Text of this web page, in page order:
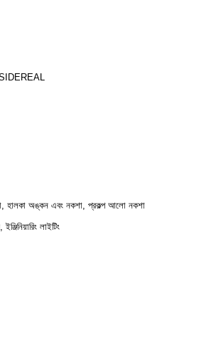
হালকা অঙ্কন এবং নকশা, প্রকল্প আলো নকশা
লাইটিং